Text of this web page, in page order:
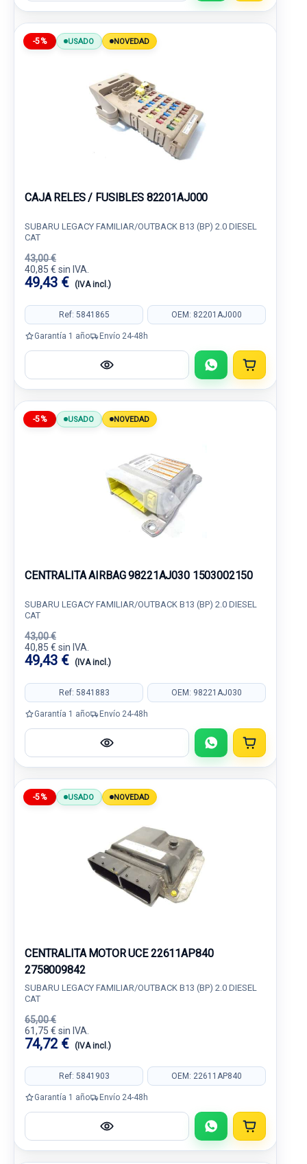
-5% USADO NOVEDAD
CAJA RELES / FUSIBLES 82201AJ000
SUBARU LEGACY FAMILIAR/OUTBACK B13 (BP) 2.0 DIESEL
CAT
43,00 €
40,85 € sin IVA.
49,43 € (IVA incl.)
Ref: 5841865 OEM: 82201AJ000
Garantía 1 año Envío 24-48h
-5% USADO NOVEDAD
CENTRALITA AIRBAG 98221AJ030 1503002150
SUBARU LEGACY FAMILIAR/OUTBACK B13 (BP) 2.0 DIESEL
CAT
43,00 €
40,85 € sin IVA.
49,43 € (IVA incl.)
Ref: 5841883 OEM: 98221AJ030
Garantía 1 año Envío 24-48h
-5% USADO NOVEDAD
CENTRALITA MOTOR UCE 22611AP840
2758009842
SUBARU LEGACY FAMILIAR/OUTBACK B13 (BP) 2.0 DIESEL
CAT
65,00 €
61,75 € sin IVA.
74,72 € (IVA incl.)
Ref: 5841903 OEM: 22611AP840
Garantía 1 año Envío 24-48h